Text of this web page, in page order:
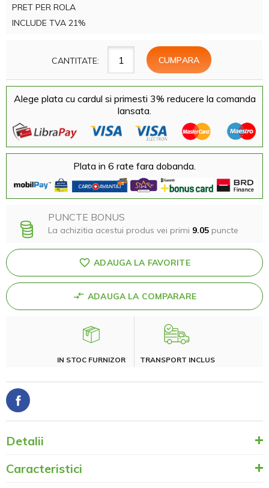
PRET PER ROLA
INCLUDE TVA 21%
CANTITATE:
Alege plata cu cardul si primesti 3% reducere la comanda
lansata.
Plata in 6 rate fara dobanda.
PUNCTE BONUS
La achizitia acestui produs vei primi 9.05 puncte
ADAUGA LA FAVORITE
ADAUGA LA COMPARARE
IN STOC FURNIZOR TRANSPORT INCLUS
Detalii
Caracteristici